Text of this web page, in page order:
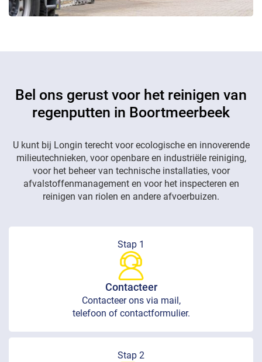
Bel ons gerust voor het reinigen van
regenputten in Boortmeerbeek
U kunt bij Longin terecht voor ecologische en innoverende
milieutechnieken, voor openbare en industriële reiniging,
voor het beheer van technische installaties, voor
afvalstoffenmanagement en voor het inspecteren en
reinigen van riolen en andere afvoerbuizen.
Stap 1
Contacteer
Contacteer ons via mail,
telefoon of contactformulier.
Stap 2